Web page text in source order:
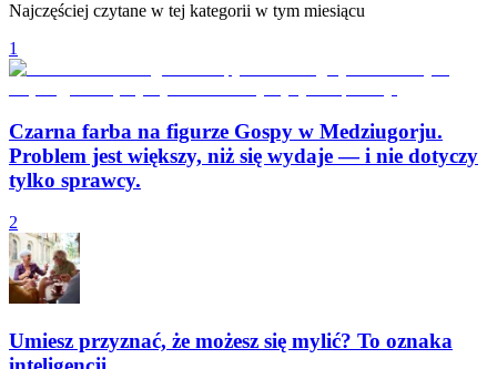
Najczęściej czytane w tej kategorii w tym miesiącu
1
Czarna farba na figurze Gospy w Medziugorju.
Problem jest większy, niż się wydaje — i nie dotyczy
tylko sprawcy.
2
Umiesz przyznać, że możesz się mylić? To oznaka